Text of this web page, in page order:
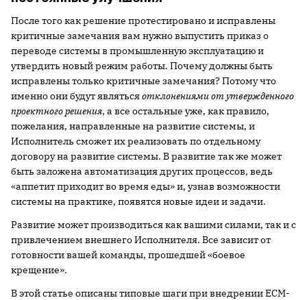
После того как решение протестировано и исправлены
критичные замечания вам нужно выпустить приказ о
переводе системы в промышленную эксплуатацию и
утвердить новый режим работы. Почему должны быть
исправлены только критичные замечания? Потому что
именно они будут являтьсяотклонениями от утвержденного
проектного решения, а все остальные уже, как правило,
пожелания, направленные на развитие системы, и
Исполнитель сможет их реализовать по отдельному
договору на развитие системы. В развитие так же может
быть заложена автоматизация других процессов, ведь
«аппетит приходит во время еды» и, узнав возможности
системы на практике, появятся новые идеи и задачи.
Развитие может производиться как вашими силами, так и с
привлечением внешнего Исполнителя. Все зависит от
готовности вашей команды, прошедшей «боевое
крещение».
В этой статье описаны типовые шаги при внедрении ЕСМ-